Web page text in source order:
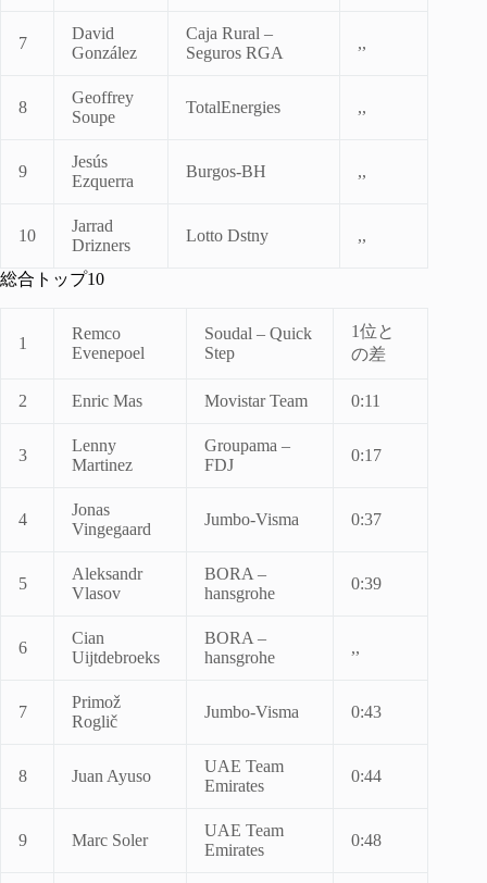
7
David
González
Caja Rural –
Seguros RGA
,,
8
Geoffrey
Soupe
TotalEnergies ,,
9
Jesús
Ezquerra
Burgos-BH ,,
10
Jarrad
Drizners
Lotto Dstny ,,
総合トップ10
1
Remco
Evenepoel
Soudal – Quick
Step
1位と
の差
2 Enric Mas Movistar Team 0:11
3
Lenny
Martinez
Groupama –
FDJ
0:17
4
Jonas
Vingegaard
Jumbo-Visma 0:37
5
Aleksandr
Vlasov
BORA –
hansgrohe
0:39
6
Cian
Uijtdebroeks
BORA –
hansgrohe
,,
7
Primož
Roglič
Jumbo-Visma 0:43
8 Juan Ayuso
UAE Team
Emirates
0:44
9 Marc Soler
UAE Team
Emirates
0:48